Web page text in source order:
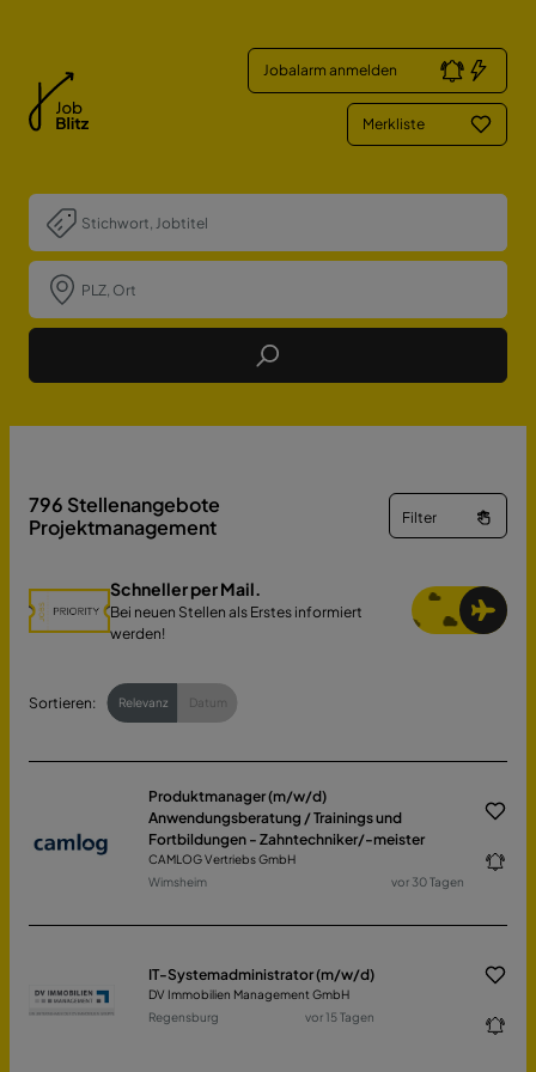
Jobalarm anmelden
Merkliste
Job Finden
796 Stellenangebote
Projektmanagement
Filter
Schneller per Mail.
Bei neuen Stellen als Erstes informiert
werden!
Sortieren: Relevanz Datum
Produktmanager (m/w/d)
Anwendungsberatung / Trainings und
Fortbildungen - Zahntechniker/-meister
CAMLOG Vertriebs GmbH
Wimsheim
vor 30 Tagen
IT-Systemadministrator (m/w/d)
DV Immobilien Management GmbH
Regensburg
vor 15 Tagen